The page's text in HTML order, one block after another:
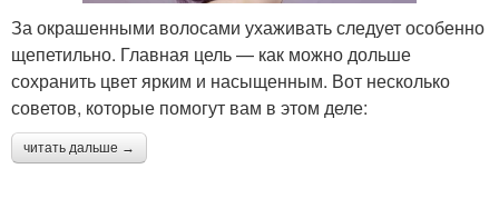
За окрашенными волосами ухаживать следует особенно
щепетильно. Главная цель — как можно дольше
сохранить цвет ярким и насыщенным. Вот несколько
советов, которые помогут вам в этом деле:
читать дальше →